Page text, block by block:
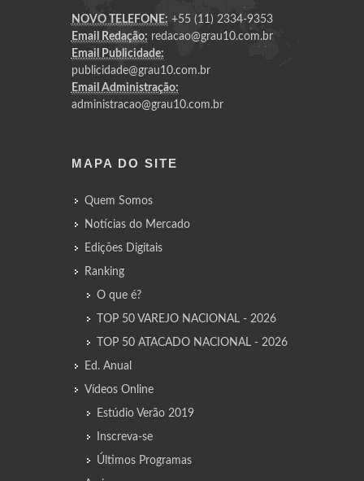
NOVO TELEFONE: +55 (11) 2334-9353
Email Redação: redacao@grau10.com.br
Email Publicidade:
publicidade@grau10.com.br
Email Administração:
administracao@grau10.com.br
MAPA DO SITE
Quem Somos
Notícias do Mercado
Edições Digitais
Ranking
O que é?
TOP 50 VAREJO NACIONAL - 2026
TOP 50 ATACADO NACIONAL - 2026
Ed. Anual
Vídeos Online
Estúdio Verão 2019
Inscreva-se
Últimos Programas